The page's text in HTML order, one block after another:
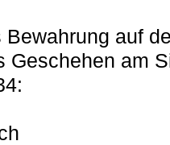
Bewahrung auf
Geschehen am